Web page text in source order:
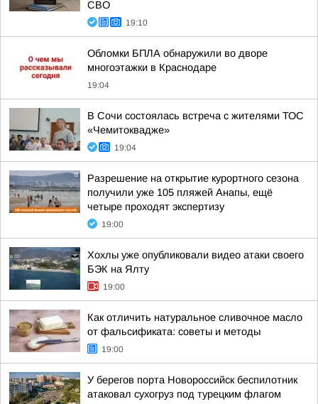
СВО
19:10
Обломки БПЛА обнаружили во дворе
многоэтажки в Краснодаре
19:04
В Сочи состоялась встреча с жителями ТОС
«Чемитоквадже»
19:04
Разрешение на открытие курортного сезона
получили уже 105 пляжей Анапы, ещё
четыре проходят экспертизу
19:00
Хохлы уже опубликовали видео атаки своего
БЭК на Ялту
19:00
Как отличить натуральное сливочное масло
от фальсификата: советы и методы
19:00
У берегов порта Новороссийск беспилотник
атаковал сухогруз под турецким флагом